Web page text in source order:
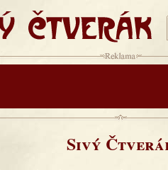
Reklama:
Sivý